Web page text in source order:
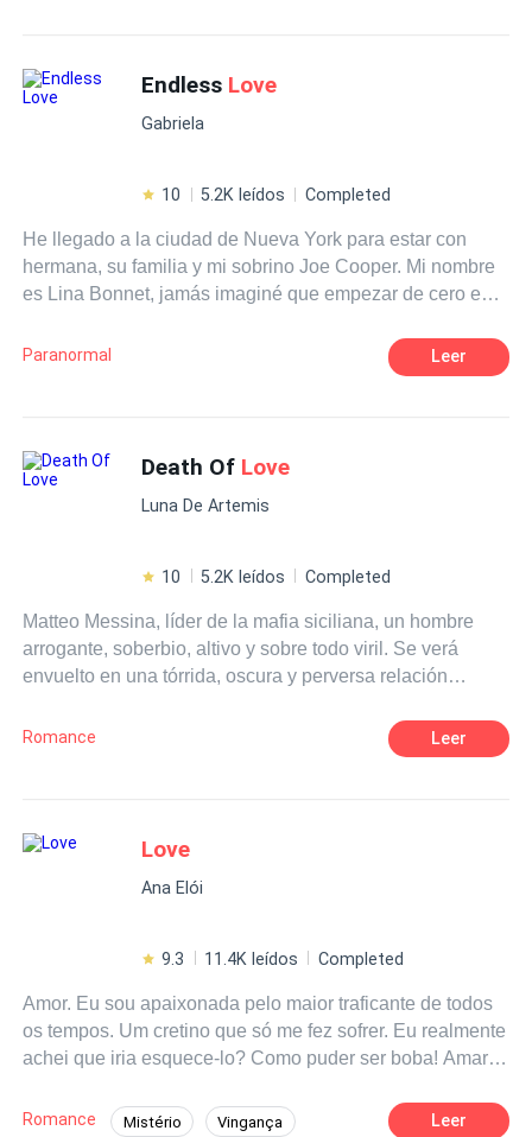
vidas?
Endless Love
Gabriela
10 5.2K leídos Completed
He llegado a la ciudad de Nueva York para estar con
hermana, su familia y mi sobrino Joe Cooper. Mi nombre
es Lina Bonnet, jamás imaginé que empezar de cero en
parece imposible. La Universidad parece un reto dificil de
conseguir, claro, no ser de este país tampoco me ayuda,
completo, todo empeoró. Se me metió por dentro, cada
cosa, lugar o situación se volvieron insignificantes. Él
cambió mi mundo por completo. Segunda parte del libro
Paranormal Leer
Death Of Love
Luna De Artemis
10 5.2K leídos Completed
Matteo Messina, líder de la mafia siciliana, un hombre
arrogante, soberbio, altivo y sobre todo viril. Se verá
envuelto en una tórrida, oscura y perversa relación
negros son el origen de una penetrante mirada que
congela la sangre en las venas; alto, fornido y
deseado: su libertad y el poder o la pasión y la lujuria que
no está dispuesta a ser la dulce flor de ningún hombre, se
reina de la Cosa Nostra ¿O Matteo sellará el destino de
Romance Leer
Love
Ana Elói
9.3 11.4K leídos Completed
Amor. Eu sou apaixonada pelo maior traficante de todos
os tempos. Um cretino que só me fez sofrer. Eu realmente
achei que iria esquece-lo? Como puder ser boba! Amar
Romance Mistério Vingança Leer